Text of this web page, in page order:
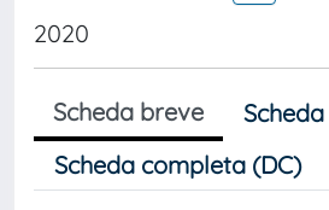
2020
Scheda breve
Scheda completa (DC)